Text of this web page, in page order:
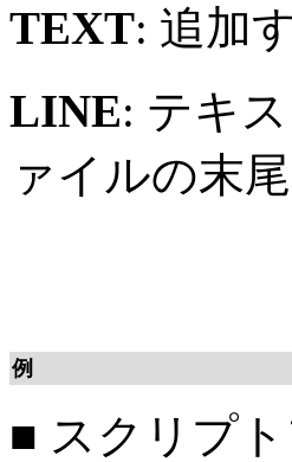
TEXT: 追加
LINE: テキ
ァイルの末
例
■ スクリプ